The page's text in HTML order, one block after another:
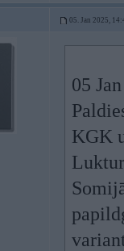
05. Jan 2025,
05
KGK